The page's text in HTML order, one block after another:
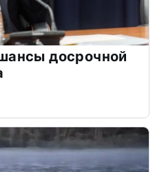
досрочной